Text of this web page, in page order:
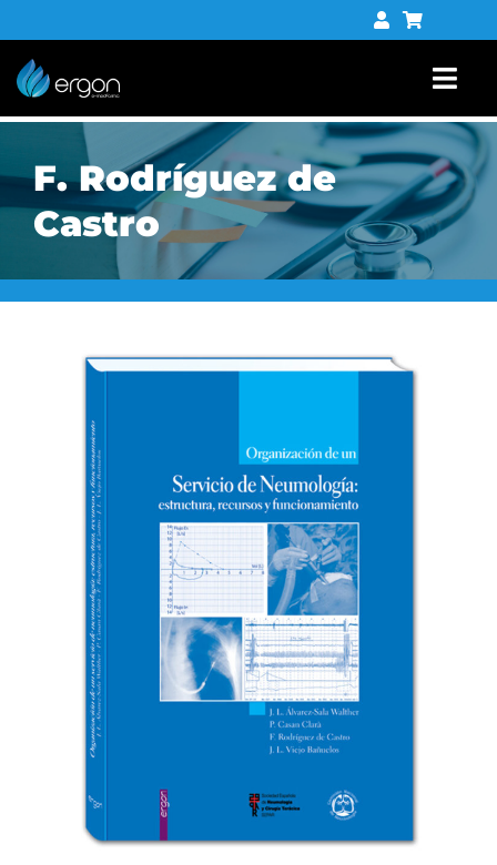
al
contenido
Tienda digital
F. Rodríguez de
Castro